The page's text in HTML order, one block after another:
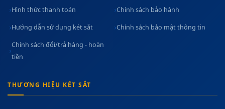
Hình thức thanh toán Chính sách bảo hành
Hướng dẫn sử dụng két sắt Chính sách bảo mật thông tin
Chính sách đổi/trả hàng - hoàn
tiền
THƯƠNG HIỆU KÉT SẮT